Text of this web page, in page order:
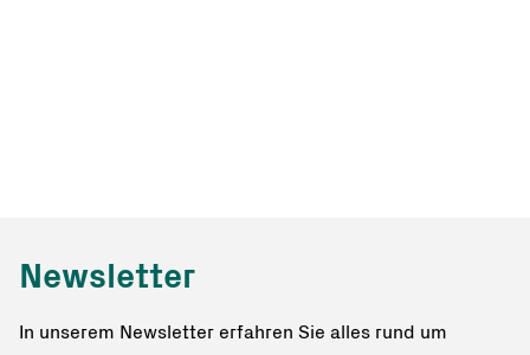
Newsletter
In unserem Newsletter erfahren Sie alles rund um